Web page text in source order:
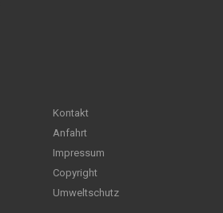
Kontakt
Anfahrt
Impressum
Copyright
Umweltschutz